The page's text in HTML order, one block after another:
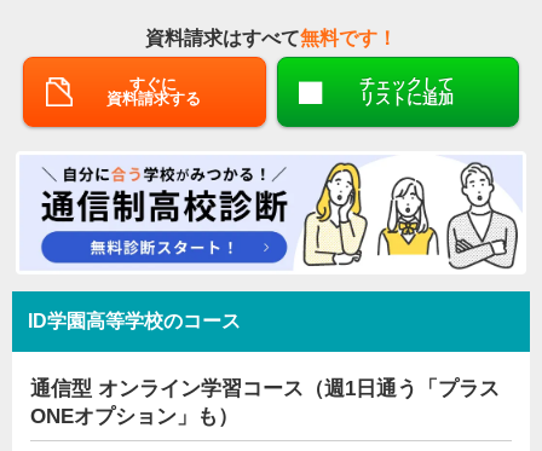
資料請求はすべて無料です！
すぐに
資料請求する
チェックして
リストに追加
ID学園高等学校のコース
通信型 オンライン学習コース（週1日通う「プラス
ONEオプション」も）